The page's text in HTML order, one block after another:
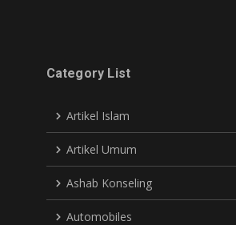
Category List
Artikel Islam
Artikel Umum
Ashab Konseling
Automobiles